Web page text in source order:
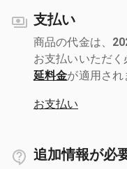
支払い
商品の代金は、
お支払いいただ
延料金が適用され
お支払い
追加情報が必